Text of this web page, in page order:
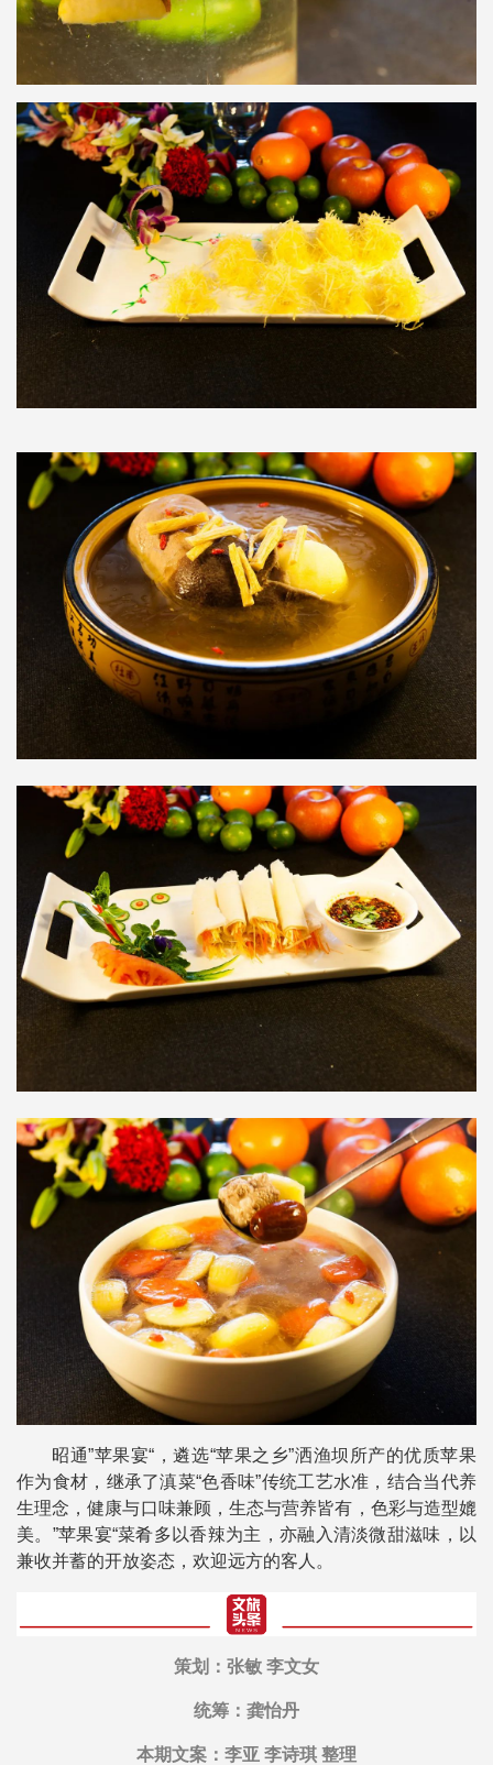
昭通”苹果宴“，遴选“苹果之乡”洒渔坝所产的优质苹果
作为食材，继承了滇菜“色香味”传统工艺水准，结合当代养
生理念，健康与口味兼顾，生态与营养皆有，色彩与造型媲
美。”苹果宴“菜肴多以香辣为主，亦融入清淡微甜滋味，以
兼收并蓄的开放姿态，欢迎远方的客人。
策划：张敏 李文女
统筹：龚怡丹
本期文案：李亚 李诗琪 整理